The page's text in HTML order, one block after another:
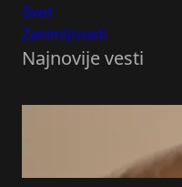
Svet
Zanimljivosti
Najnovije vesti